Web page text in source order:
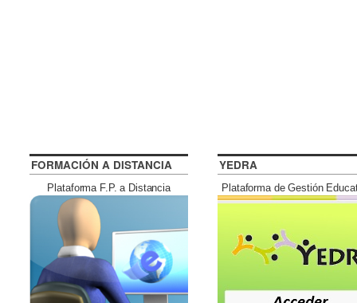
FORMACIÓN A DISTANCIA
Plataforma F.P. a Distancia
YEDRA
Plataforma de Gestión